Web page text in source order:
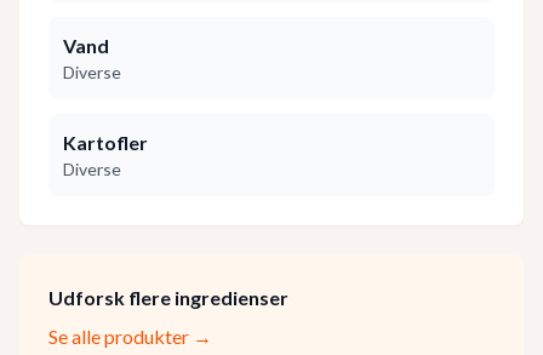
Vand
Diverse
Kartofler
Diverse
Udforsk flere ingredienser
Se alle produkter →